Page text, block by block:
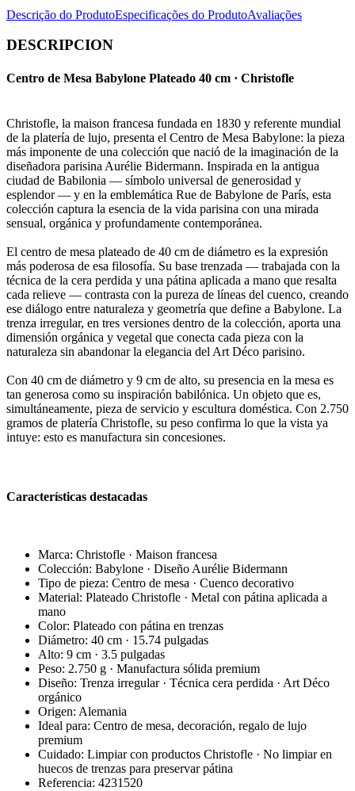
Descrição do ProdutoEspecificações do ProdutoAvaliações
DESCRIPCION
Centro de Mesa Babylone Plateado 40 cm · Christofle
Christofle, la maison francesa fundada en 1830 y referente mundial
de la platería de lujo, presenta el Centro de Mesa Babylone: la pieza
más imponente de una colección que nació de la imaginación de la
diseñadora parisina Aurélie Bidermann. Inspirada en la antigua
ciudad de Babilonia — símbolo universal de generosidad y
esplendor — y en la emblemática Rue de Babylone de París, esta
colección captura la esencia de la vida parisina con una mirada
sensual, orgánica y profundamente contemporánea.
El centro de mesa plateado de 40 cm de diámetro es la expresión
más poderosa de esa filosofía. Su base trenzada — trabajada con la
técnica de la cera perdida y una pátina aplicada a mano que resalta
cada relieve — contrasta con la pureza de líneas del cuenco, creando
ese diálogo entre naturaleza y geometría que define a Babylone. La
trenza irregular, en tres versiones dentro de la colección, aporta una
dimensión orgánica y vegetal que conecta cada pieza con la
naturaleza sin abandonar la elegancia del Art Déco parisino.
Con 40 cm de diámetro y 9 cm de alto, su presencia en la mesa es
tan generosa como su inspiración babilónica. Un objeto que es,
simultáneamente, pieza de servicio y escultura doméstica. Con 2.750
gramos de platería Christofle, su peso confirma lo que la vista ya
intuye: esto es manufactura sin concesiones.
Características destacadas
Marca: Christofle · Maison francesa
Colección: Babylone · Diseño Aurélie Bidermann
Tipo de pieza: Centro de mesa · Cuenco decorativo
Material: Plateado Christofle · Metal con pátina aplicada a
mano
Color: Plateado con pátina en trenzas
Diámetro: 40 cm · 15.74 pulgadas
Alto: 9 cm · 3.5 pulgadas
Peso: 2.750 g · Manufactura sólida premium
Diseño: Trenza irregular · Técnica cera perdida · Art Déco
orgánico
Origen: Alemania
Ideal para: Centro de mesa, decoración, regalo de lujo
premium
Cuidado: Limpiar con productos Christofle · No limpiar en
huecos de trenzas para preservar pátina
Referencia: 4231520